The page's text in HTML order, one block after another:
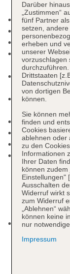
Barzahlung,
Check-in
Check-out
Early
&
Late Check-
Anfrage &
Rezeption:
Sprachen:
Lift
Gartenanlage
Pools: 2
Pool: April -
Gebühr,
beheizbar:
Liegen:
Gebühr
Pool
Süßwasser,
Darüber
„Zustimmen“
fünf Partner
setzen,
erheben und
unserer
vorzuschlagen
Drittstaaten
von dortigen
können.
Sie können
finden und
Cookies
ablehnen oder
zu den
Informationen
Ihrer Daten
können
Einstellungen"
Ausschalten
Widerruf wirkt
zum Widerruf
„Ablehnen“
können keine
nur
Impressum